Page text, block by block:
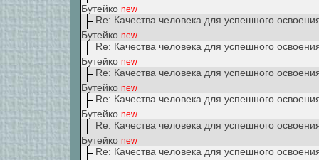
Бутейко new
Re: Качества человека для успешного
Бутейко new
Re: Качества человека для успешного
Бутейко new
Re: Качества человека для успешного
Бутейко new
Re: Качества человека для успешного
Бутейко new
Re: Качества человека для успешного
Бутейко new
Re: Качества человека для успешного